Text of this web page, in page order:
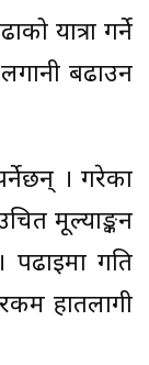
यात्रा गर्ने
बढाउन
। गरेका
मूल्याङ्कन
प्रगति
हातलागी